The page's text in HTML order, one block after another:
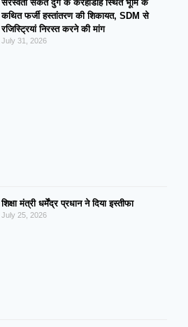
सरस्वती संकेत दुर्ग के करहीडीह स्थित भूमि के
कथित फर्जी हस्तांतरण की शिकायत, SDM से
रजिस्ट्रियां निरस्त करने की मांग
July 31, 2026
शिक्षा मंत्री धर्मेंद्र प्रधान ने दिया इस्तीफा
July 25, 2026